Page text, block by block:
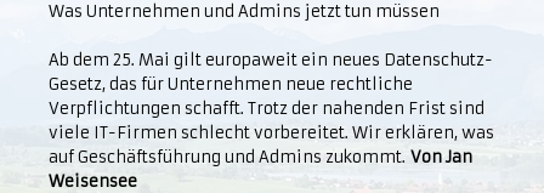
Was Unternehmen und Admins jetzt tun müssen
Ab dem 25. Mai gilt europaweit ein neues Datenschutz-
Gesetz, das für Unternehmen neue rechtliche
Verpflichtungen schafft. Trotz der nahenden Frist sind
viele IT-Firmen schlecht vorbereitet. Wir erklären, was
auf Geschäftsführung und Admins zukommt. Von Jan
Weisensee